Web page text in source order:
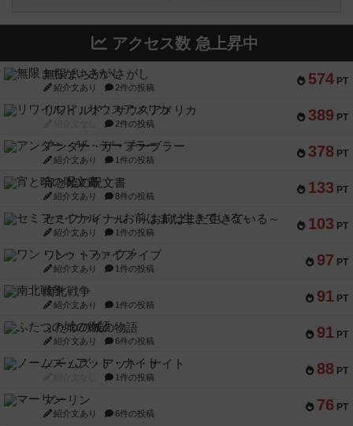
アクセス数 急上昇中
574 PT
無限まちがいさがし
紹介文あり 2件の投稿
389 PT
リワイルド：サウスアメリカ
2件の投稿
378 PT
アンダー・ザ・テーブラー
紹介文あり 1件の投稿
133 PT
宵と暁の呪文書
紹介文あり 8件の投稿
103 PT
セミファイナル ～お前はまだ生きている～
紹介文あり 1件の投稿
97 PT
ワン・トゥ・ファイブ
紹介文あり 1件の投稿
91 PT
南北戦争
紹介文あり 1件の投稿
91 PT
ふたつの城の物語
紹介文あり 6件の投稿
88 PT
ノームズ・アット・ナイト
1件の投稿
76 PT
マーリン
紹介文あり 6件の投稿